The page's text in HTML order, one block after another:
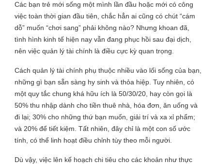
Các bạn trẻ mới sống một mình lần đầu hoặc mới có công
việc toàn thời gian đầu tiên, chắc hẳn ai cũng có chút “cám
dỗ” muốn “chơi sang” phải không nào? Nhưng khoan đã,
tình hình kinh tế hiện nay vẫn đang phục hồi sau đại dịch,
nên việc quản lý tài chính là điều cực kỳ quan trọng.
Cách quản lý tài chính phụ thuộc nhiều vào lối sống của bạn,
những gì bạn sẵn sàng hy sinh và thỏa hiệp. Tuy nhiên, có
một quy tắc chung khá hữu ích là 50/30/20, hay còn gọi là
50% thu nhập dành cho tiền thuê nhà, hóa đơn, ăn uống và
đi lại; 30% cho những thứ bạn muốn, giải trí và xa xỉ phẩm;
và 20% để tiết kiệm. Tất nhiên, đây chỉ là một con số ước
tính, có thể linh hoạt điều chỉnh tùy theo mỗi người.
Dù vậy, việc lên kế hoạch chi tiêu cho các khoản như thực